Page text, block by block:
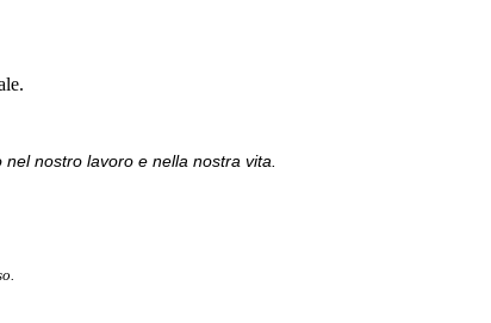
nostro lavoro e nella nostra vita.